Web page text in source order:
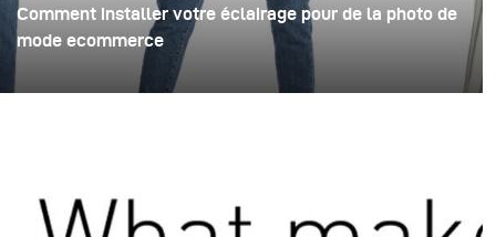
Comment installer votre éclairage pour de la photo de
mode ecommerce